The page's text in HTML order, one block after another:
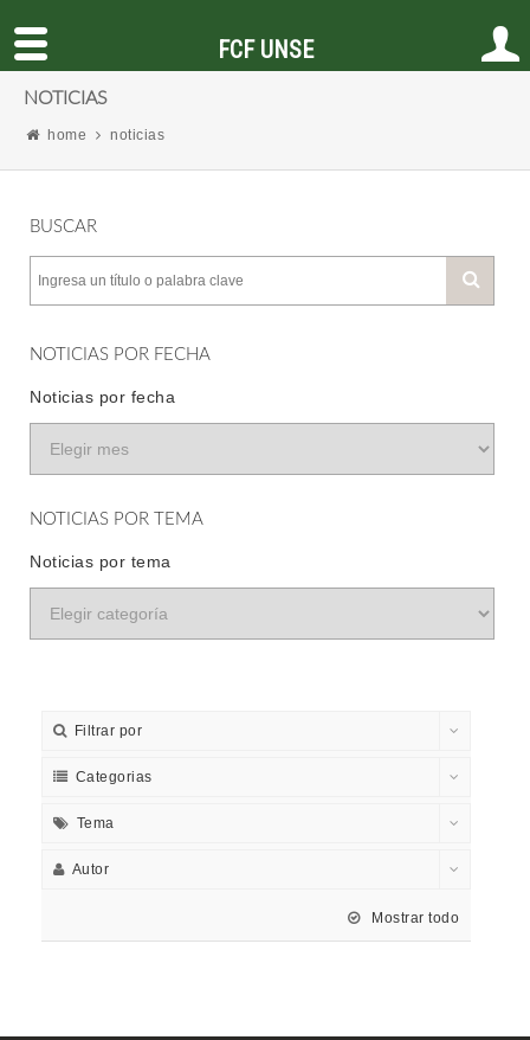
NOTICIAS
home noticias
BUSCAR
NOTICIAS POR FECHA
Noticias por fecha
NOTICIAS POR TEMA
Noticias por tema
Filtrar por
Categorias
Tema
Autor
Mostrar todo
FCF UNSE